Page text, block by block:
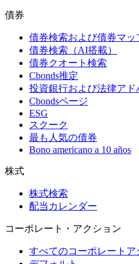
債券
債券検索および債券マッ
債券検索（AI搭載）
債券クオート検索
Cbonds推定
投資銀行および法律ア
Cbondsページ
ESG
スクーク
最も人気の債券
Bono americano a 10 años
株式
株式検索
配当カレンダー
コーポレート・アクション
すべてのコーポレートア